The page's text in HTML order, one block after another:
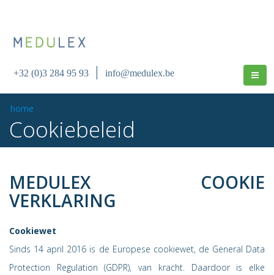
+32 (0)3 284 95 93 | info@medulex.be
home
Cookiebeleid
MEDULEX COOKIE
VERKLARING
Cookiewet
Sinds 14 april 2016 is de Europese cookiewet, de General Data
Protection Regulation (GDPR), van kracht. Daardoor is elke